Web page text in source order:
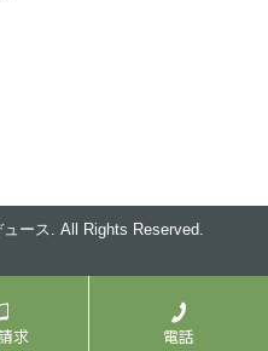
ース. All Rights Reserved.
求 電話